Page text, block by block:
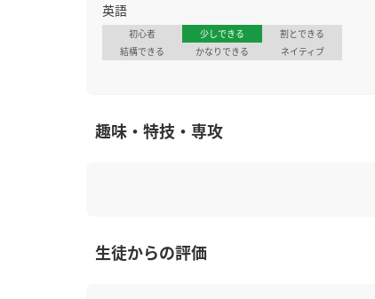
英語
初心者 少しできる
割とできる
結構できる
かなりできる ネイティブ
趣味・特技・専攻
生徒からの評価